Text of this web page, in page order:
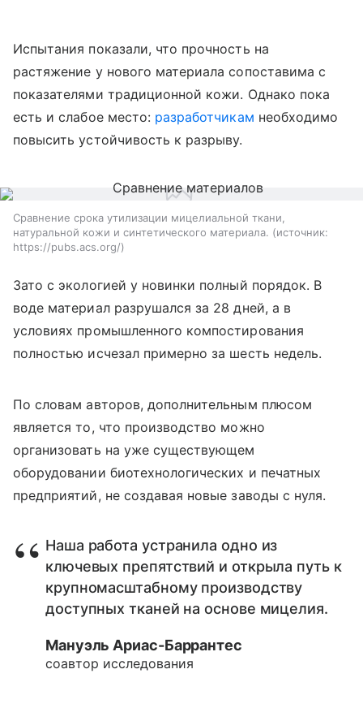
Испытания показали, что прочность на
растяжение у нового материала сопоставима с
показателями традиционной кожи. Однако пока
есть и слабое место: разработчикам необходимо
повысить устойчивость к разрыву.
Сравнение срока утилизации мицелиальной ткани,
натуральной кожи и синтетического материала.
источник:
https://pubs.acs.org/
Зато с экологией у новинки полный порядок. В
воде материал разрушался за 28 дней, а в
условиях промышленного компостирования
полностью исчезал примерно за шесть недель.
По словам авторов, дополнительным плюсом
является то, что производство можно
организовать на уже существующем
оборудовании биотехнологических и печатных
предприятий, не создавая новые заводы с нуля.
Наша работа устранила одно из
ключевых препятствий и открыла путь к
крупномасштабному производству
доступных тканей на основе мицелия.
Мануэль Ариас-Баррантес
соавтор исследования